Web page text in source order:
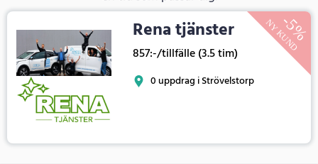
Rena tjänster
857:-/tillfälle (3.5 tim)
0 uppdrag i Strövelstorp